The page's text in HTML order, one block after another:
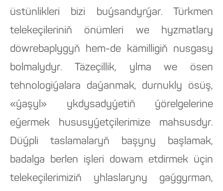
üstünlikleri bizi buýsandyrýar. Türkmen
telekeçileriniň önümleri we hyzmatlary
döwrebaplygyň hem-de kämilligiň nusgasy
bolmalydyr. Täzeçillik, ylma we ösen
tehnologiýalara daýanmak, durnukly ösüş,
«ýaşyl» ykdysadyýetiň ýörelgelerine
eýermek hususyýetçilerimize mahsusdyr.
Düýpli taslamalaryň başyny başlamak,
badalga berlen işleri dowam etdirmek üçin
telekeçilerimiziň yhlaslaryny gaýgyrman,